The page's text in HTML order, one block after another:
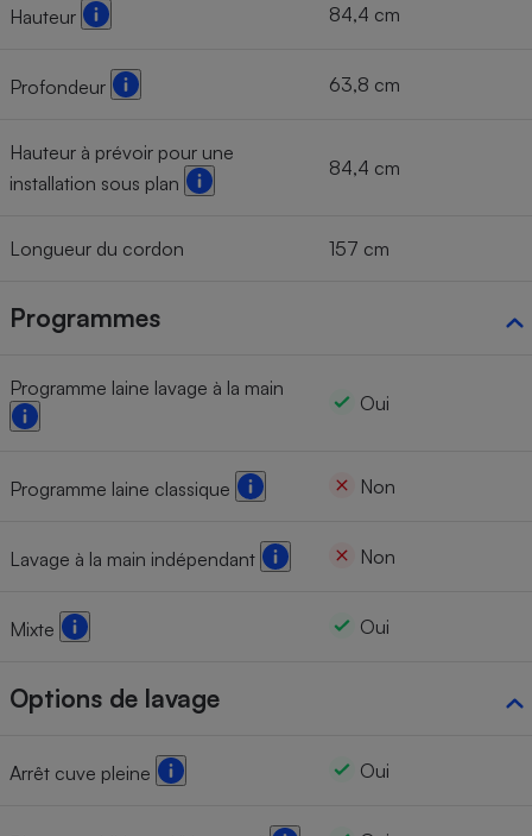
Hauteur 84,4 cm
Profondeur 63,8 cm
Hauteur à prévoir pour une
installation sous plan
84,4 cm
Longueur du cordon 157 cm
Programmes
Programme laine lavage à la main
Oui
Programme laine classique Non
Lavage à la main indépendant Non
Mixte Oui
Options de lavage
Arrêt cuve pleine Oui